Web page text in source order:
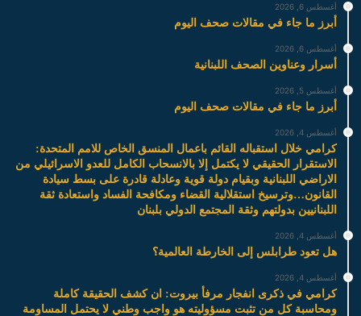
أغسطس 6, 2026
أبرز ما جاء في مقالات صحف اليوم
أغسطس 6, 2026
أسرار وعناوين الصحف اللبنانية
أغسطس 5, 2026
أبرز ما جاء في مقالات صحف اليوم
أغسطس 4, 2026
كرامي خلال استقباله القائم باعمال المنسق الخاص للامم المتحدة:
الاستقرار الحقيقي لا يكتمل إلا بالانسحاب الكامل للعدو الاسرائيلي من
الاراضي اللبنانية وبقيام دولة قوية وعادلة قادرة على بسط سيادة
القانون…وترسيخ استقلالية القضاء ومكافحة الفساد واستعادة ثقة
اللبنانيين بدولتهم وثقة المجتمع الدولي بلبنان
أغسطس 4, 2026
هل تعود طرابلس إلى الخارطة العالمية؟
أغسطس 4, 2026
كرامي في ذكرى انفجار مرفأ بيروت: ان كشف الحقيقة كاملة
ومحاسبة كل من تثبت مسؤوليته هو واجب وطني لا يحتمل المساومة